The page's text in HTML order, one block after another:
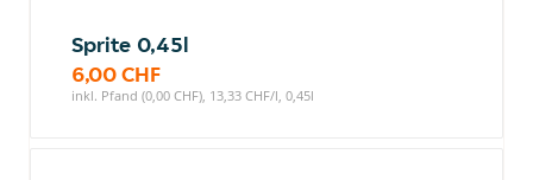
Sprite 0,45l
6,00 CHF
inkl. Pfand (0,00 CHF), 13,33 CHF/l, 0,45l